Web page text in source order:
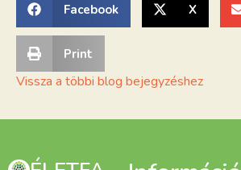
Facebook X
Print
Vissza a többi blog bejegyzéshez